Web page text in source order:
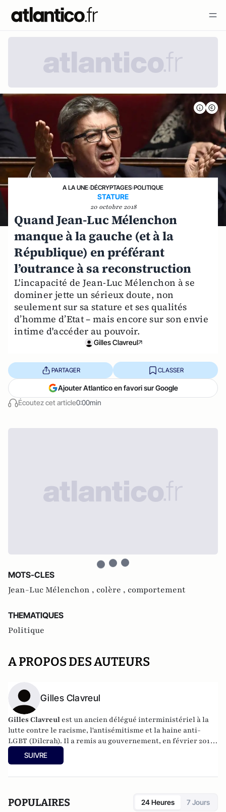
A LA UNE›DÉCRYPTAGES›POLITIQUE
STATURE
20 octobre 2018
Quand Jean-Luc Mélenchon
manque à la gauche (et à la
République) en préférant
l’outrance à sa reconstruction
L'incapacité de Jean-Luc Mélenchon à se
dominer jette un sérieux doute, non
seulement sur sa stature et ses qualités
d’homme d’Etat – mais encore sur son envie
intime d'accéder au pouvoir.
Gilles Clavreul
Écoutez cet article0:00min
PARTAGER CLASSER
Ajouter Atlantico en favori sur Google
MOTS-CLES
Jean-Luc Mélenchon , colère , comportement
THEMATIQUES
Politique
A PROPOS DES AUTEURS
Gilles Clavreul
Gilles Clavreul est un ancien délégué interministériel à la
lutte contre le racisme, l'antisémitisme et la haine anti-
LGBT (Dilcrah). Il a remis au gouvernement, en février 2018,
un rapport sur la laïcité. Il a cofondé en 2015 le Printemps
Républicain (avec le politologue Laurent Bouvet), et lance
SUIVRE
POPULAIRES 24 Heures 7 Jours